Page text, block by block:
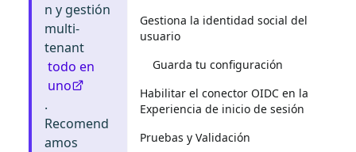
n y gestión
multi-
tenant
todo en
uno
.
Recomend
amos
Gestiona la identidad social del
usuario
Guarda tu configuración
Habilitar el conector OIDC en la
Experiencia de inicio de sesión
Pruebas y Validación